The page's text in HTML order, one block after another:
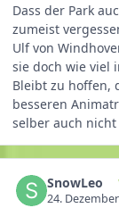
Dass der Park
zumeist
Ulf von
sie doch wie viel
Bleibt zu hoffen,
besseren
selber auch
SnowLeo
24.